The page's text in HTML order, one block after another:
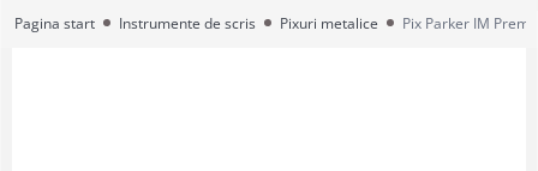
Pagina start Instrumente de scris Pixuri metalice Pix Parker IM